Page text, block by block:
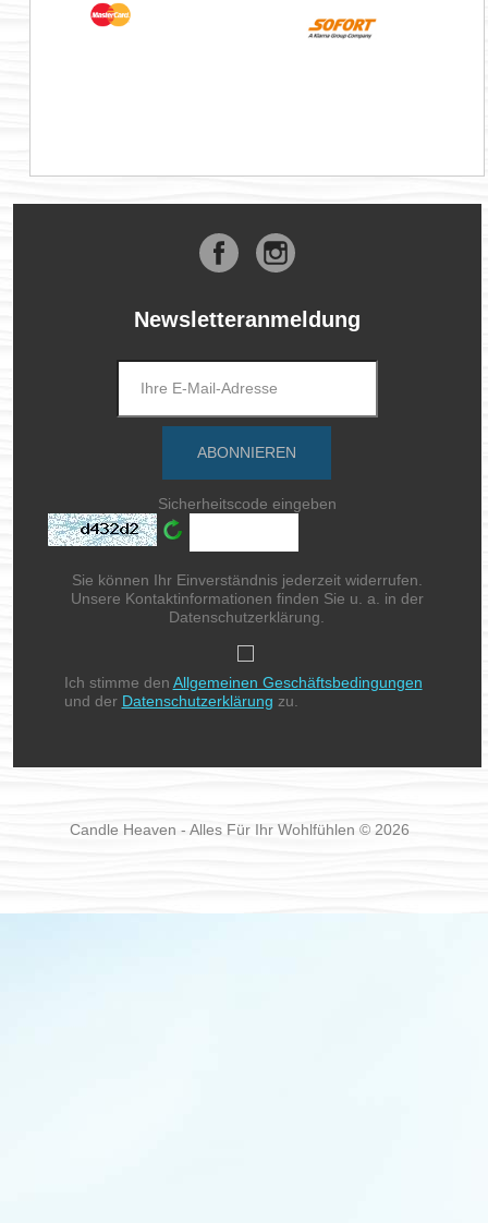
Facebook
Newsletteranmeldung
Sicherheitscode eingeben
Sie können Ihr Einverständnis jederzeit widerrufen.
Unsere Kontaktinformationen finden Sie u. a. in der
Datenschutzerklärung.
Ich stimme den Allgemeinen Geschäftsbedingungen
und der Datenschutzerklärung zu.
Candle Heaven - Alles Für Ihr Wohlfühlen © 2026